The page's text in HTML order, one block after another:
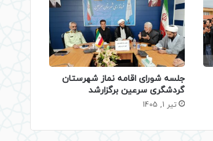
جلسه شورای اقامه نماز شهرستان
گردشگری سرعین برگزارشد
تیر 1, 1405